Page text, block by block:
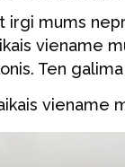
irgi mums
viename
Ten
viename